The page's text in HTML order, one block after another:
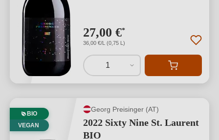
27,00 €*
36,00 €/L (0,75 L)
1
BIO
VEGAN
Georg Preisinger (AT)
2022 Sixty Nine St. Laurent
BIO